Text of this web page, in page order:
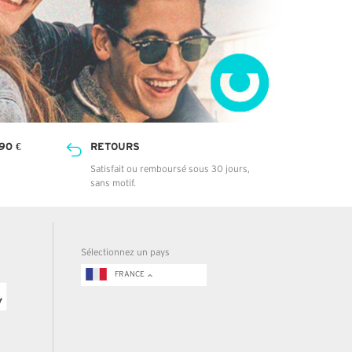
€ RETOURS
Satisfait ou remboursé sous 30 jours,
sans motif.
Sélectionnez un pays
FRANCE